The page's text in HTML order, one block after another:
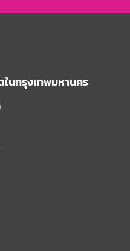
นกรุงเทพมหานคร